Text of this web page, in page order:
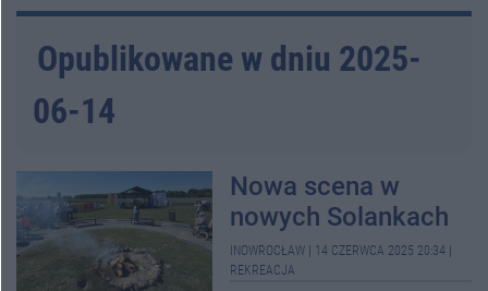
Opublikowane w dniu 2025-
06-14
Nowa scena w
nowych Solankach
INOWROCŁAW 14 CZERWCA 2025 20:34
REKREACJA